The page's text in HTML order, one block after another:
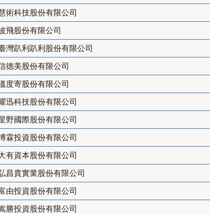
術科技股份有限公司
飛股份有限公司
灣趴利趴利股份有限公司
德美股份有限公司
度寄股份有限公司
迅科技股份有限公司
野國際股份有限公司
霖投資股份有限公司
有資本股份有限公司
昌貴實業股份有限公司
由投資股份有限公司
勝投資股份有限公司